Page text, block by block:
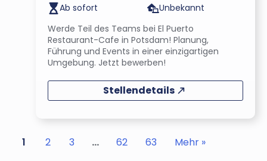
Ab sofort
Unbekannt
Werde Teil des Teams bei El Puerto
Restaurant-Cafe in Potsdam! Planung,
Führung und Events in einer einzigartigen
Umgebung. Jetzt bewerben!
Stellendetails
1 2 3 … 62 63 Mehr »